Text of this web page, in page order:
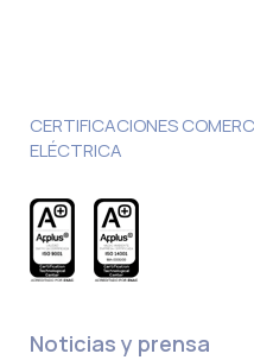
CERTIFICACIONES
ELÉCTRICA
Noticias y prensa